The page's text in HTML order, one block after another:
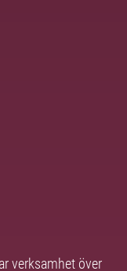
verksamhet över